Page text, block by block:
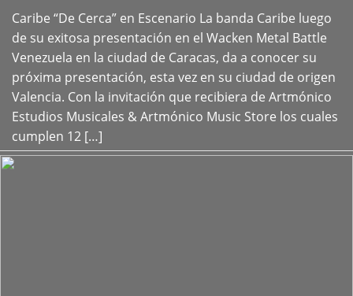
Caribe “De Cerca” en Escenario La banda Caribe luego
de su exitosa presentación en el Wacken Metal Battle
Venezuela en la ciudad de Caracas, da a conocer su
próxima presentación, esta vez en su ciudad de origen
Valencia. Con la invitación que recibiera de Artmónico
Estudios Musicales & Artmónico Music Store los cuales
cumplen 12 […]
+